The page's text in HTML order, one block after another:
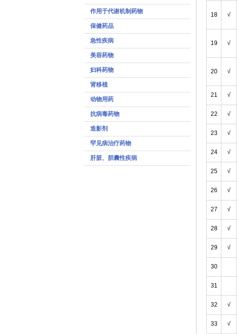
作用于代谢机制药物
保健药品
急性疾病
美容药物
妇科药物
肾移植
动物用药
抗病毒药物
造影剂
罕见病治疗药物
肝脏、胆囊性疾病
18 √
19 √
20 √
21 √
22 √
23 √
24 √
25 √
26 √
27 √
28 √
29 √
30
31
32 √
33 √